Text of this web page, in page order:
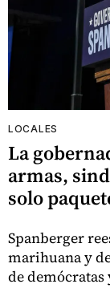
LOCALES
La
armas,
solo
Spanberger
marihuana y
de